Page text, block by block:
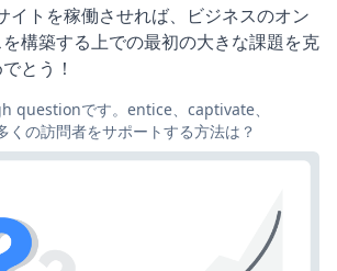
トを稼働させれば、ビジネスのオン
構築する上での最初の大きな課題を克
とう！
questionです。entice、captivate、
くの訪問者をサポートする方法は？